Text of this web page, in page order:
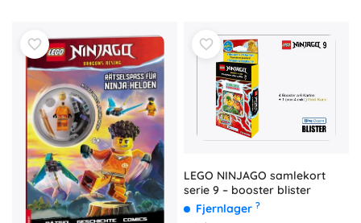
LEGO NINJAGO samlekort
serie 9 – booster blister
Fjernlager ?